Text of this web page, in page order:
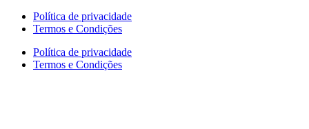
Política de privacidade
Termos e Condições
Política de privacidade
Termos e Condições